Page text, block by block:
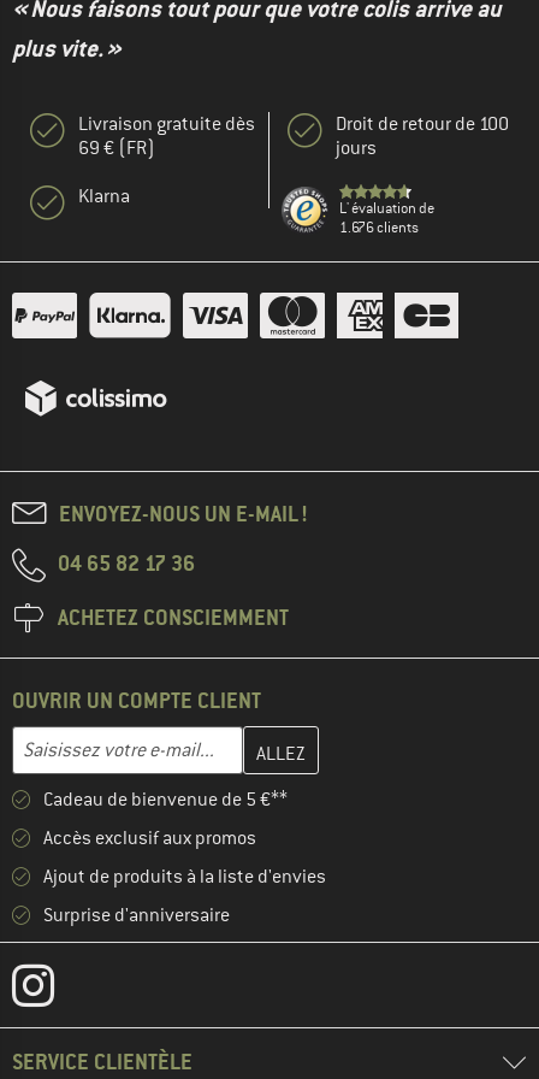
« Nous faisons tout pour que votre colis arrive au
plus vite. »
Livraison gratuite dès
69 € (FR)
Klarna
Droit de retour de 100
jours
L' évaluation de
1.676 clients
ENVOYEZ-NOUS UN E-MAIL !
04 65 82 17 36
ACHETEZ CONSCIEMMENT
OUVRIR UN COMPTE CLIENT
Adresse e-mail
Entrez votre adresse e-mail ici et créez votre compte client à la
Cadeau de bienvenue de 5 €**
Accès exclusif aux promos
Ajout de produits à la liste d'envies
Surprise d'anniversaire
SERVICE CLIENTÈLE